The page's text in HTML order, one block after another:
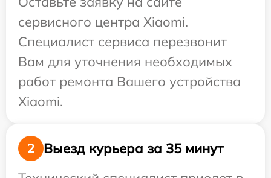
сервисного центра Xiaomi.
Специалист сервиса перезвонит
Вам для уточнения необходимых
работ ремонта Вашего устройства
Xiaomi.
2
Выезд курьера за 35 минут